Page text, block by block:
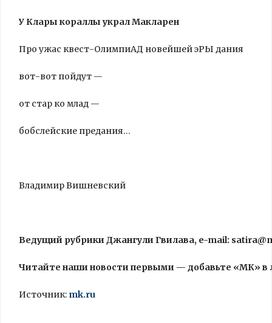
У Клары кораллы украл Макларен
Про ужас квест-ОлимпиАД новейшей эРЫ дания
вот-вот пойдут —
от стар ко млад —
бобслейские предания…
Владимир Вишневский
Ведущий рубрики Джангули Гвилава, e-mail:
Читайте наши новости первыми — добавьте «МК» в
Источник: mk.ru